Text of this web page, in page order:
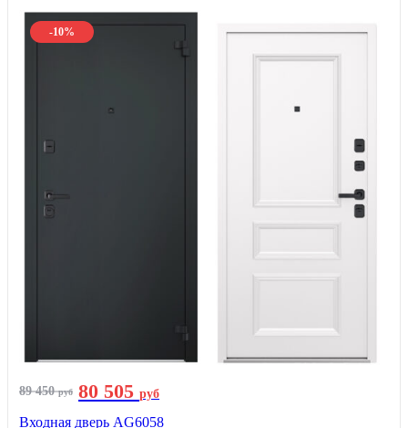
-10%
89 450руб 80 505 руб
Входная дверь AG6058